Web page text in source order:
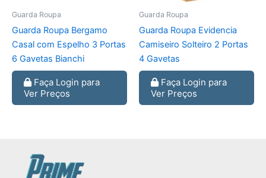
Guarda Roupa
Guarda Roupa Bergamo
Casal com Espelho 3 Portas
6 Gavetas Bianchi
Faça Login para
Ver Preços
Guarda Roupa
Guarda Roupa Evidencia
Camiseiro Solteiro 2 Portas
4 Gavetas
Faça Login para
Ver Preços